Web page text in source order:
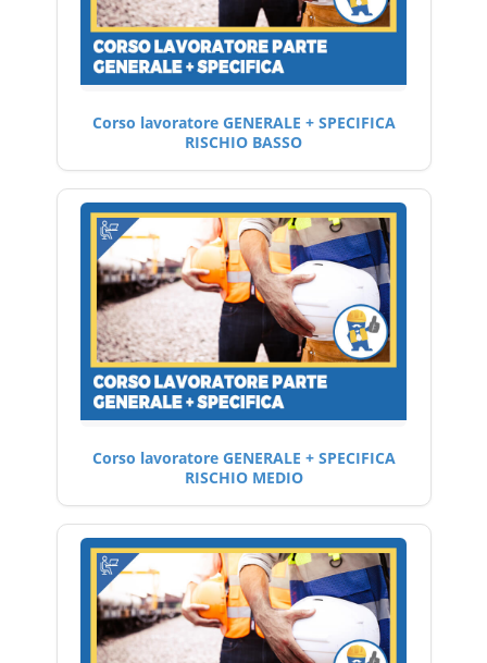
Corso lavoratore GENERALE + SPECIFICA
RISCHIO BASSO
Corso lavoratore GENERALE + SPECIFICA
RISCHIO MEDIO